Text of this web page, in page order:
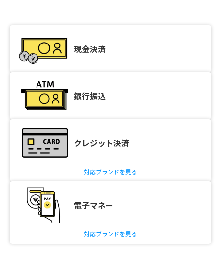
現金決済
銀行振込
クレジット決済
対応ブランドを見る
電子マネー
対応ブランドを見る